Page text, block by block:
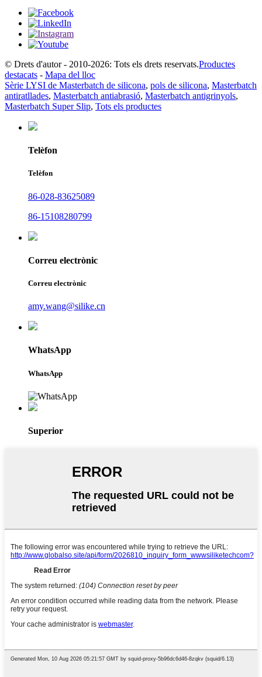
© Drets d'autor - 2010-2026: Tots els drets reservats.Productes
destacats - Mapa del lloc
Sèrie LYSI de Masterbatch de silicona, pols de silicona, Masterbatch
antiratllades, Masterbatch antiabrasió, Masterbatch antigrinyols,
Masterbatch Super Slip, Tots els productes
Telèfon
Telèfon
86-028-83625089
86-15108280799
Correu electrònic
Correu electrònic
amy.wang@silike.cn
WhatsApp
WhatsApp
Superior